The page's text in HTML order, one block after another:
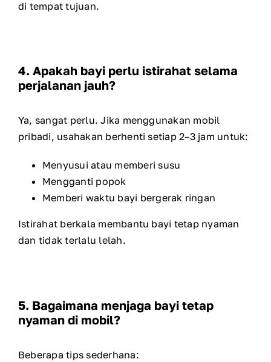
di tempat tujuan.
4. Apakah bayi perlu istirahat selama
perjalanan jauh?
Ya, sangat perlu. Jika menggunakan mobil
pribadi, usahakan berhenti setiap 2–3 jam untuk:
Menyusui atau memberi susu
Mengganti popok
Memberi waktu bayi bergerak ringan
Istirahat berkala membantu bayi tetap nyaman
dan tidak terlalu lelah.
5. Bagaimana menjaga bayi tetap
nyaman di mobil?
Beberapa tips sederhana: